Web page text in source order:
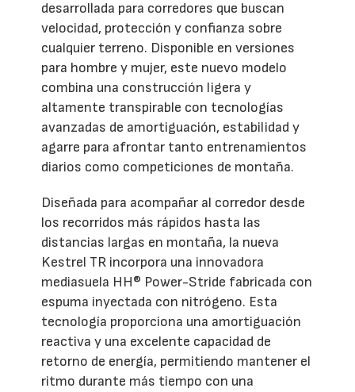
desarrollada para corredores que buscan
velocidad, protección y confianza sobre
cualquier terreno. Disponible en versiones
para hombre y mujer, este nuevo modelo
combina una construcción ligera y
altamente transpirable con tecnologías
avanzadas de amortiguación, estabilidad y
agarre para afrontar tanto entrenamientos
diarios como competiciones de montaña.
Diseñada para acompañar al corredor desde
los recorridos más rápidos hasta las
distancias largas en montaña, la nueva
Kestrel TR incorpora una innovadora
mediasuela HH® Power-Stride fabricada con
espuma inyectada con nitrógeno. Esta
tecnología proporciona una amortiguación
reactiva y una excelente capacidad de
retorno de energía, permitiendo mantener el
ritmo durante más tiempo con una